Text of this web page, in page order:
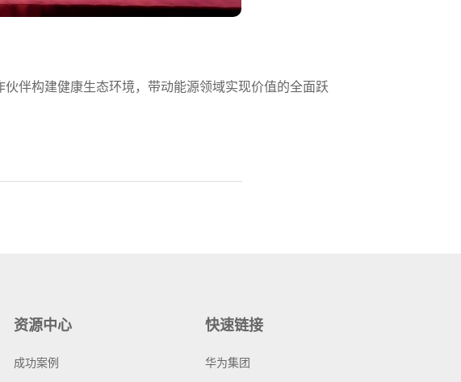
伴构建健康生态环境，带动能源领域实现价值的全面跃
资源中心
成功案例
快速链接
华为集团